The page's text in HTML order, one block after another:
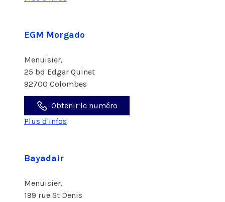
EGM Morgado
Menuisier,
25 bd Edgar Quinet
92700 Colombes
Obtenir le numéro
Plus d'infos
Bayadair
Menuisier,
199 rue St Denis